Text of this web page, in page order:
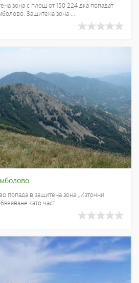
зона с площ от 150 224 дка попадат
Защитена зона ...
попада в защитена зона „Източни
като част ...